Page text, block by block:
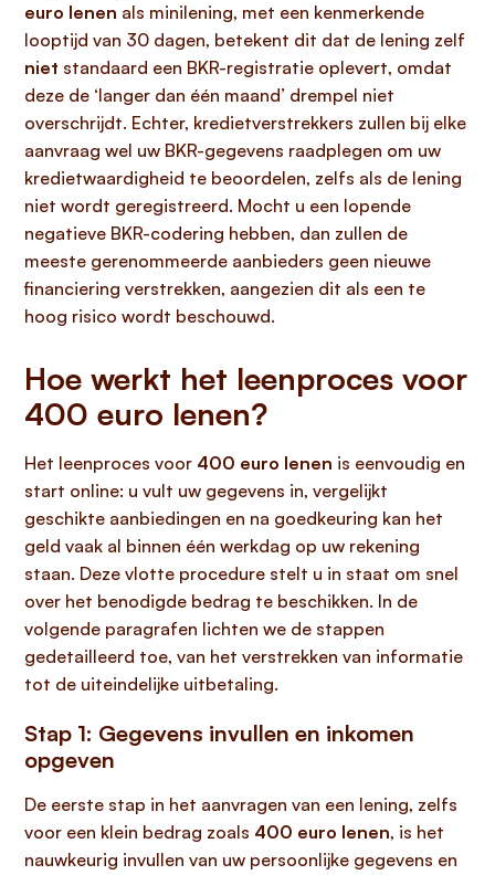
euro lenen als minilening, met een kenmerkende
looptijd van 30 dagen, betekent dit dat de lening zelf
niet standaard een BKR-registratie oplevert, omdat
deze de ‘langer dan één maand’ drempel niet
overschrijdt. Echter, kredietverstrekkers zullen bij elke
aanvraag wel uw BKR-gegevens raadplegen om uw
kredietwaardigheid te beoordelen, zelfs als de lening
niet wordt geregistreerd. Mocht u een lopende
negatieve BKR-codering hebben, dan zullen de
meeste gerenommeerde aanbieders geen nieuwe
financiering verstrekken, aangezien dit als een te
hoog risico wordt beschouwd.
Hoe werkt het leenproces voor
400 euro lenen?
Het leenproces voor 400 euro lenen is eenvoudig en
start online: u vult uw gegevens in, vergelijkt
geschikte aanbiedingen en na goedkeuring kan het
geld vaak al binnen één werkdag op uw rekening
staan. Deze vlotte procedure stelt u in staat om snel
over het benodigde bedrag te beschikken. In de
volgende paragrafen lichten we de stappen
gedetailleerd toe, van het verstrekken van informatie
tot de uiteindelijke uitbetaling.
Stap 1: Gegevens invullen en inkomen
opgeven
De eerste stap in het aanvragen van een lening, zelfs
voor een klein bedrag zoals 400 euro lenen, is het
nauwkeurig invullen van uw persoonlijke gegevens en